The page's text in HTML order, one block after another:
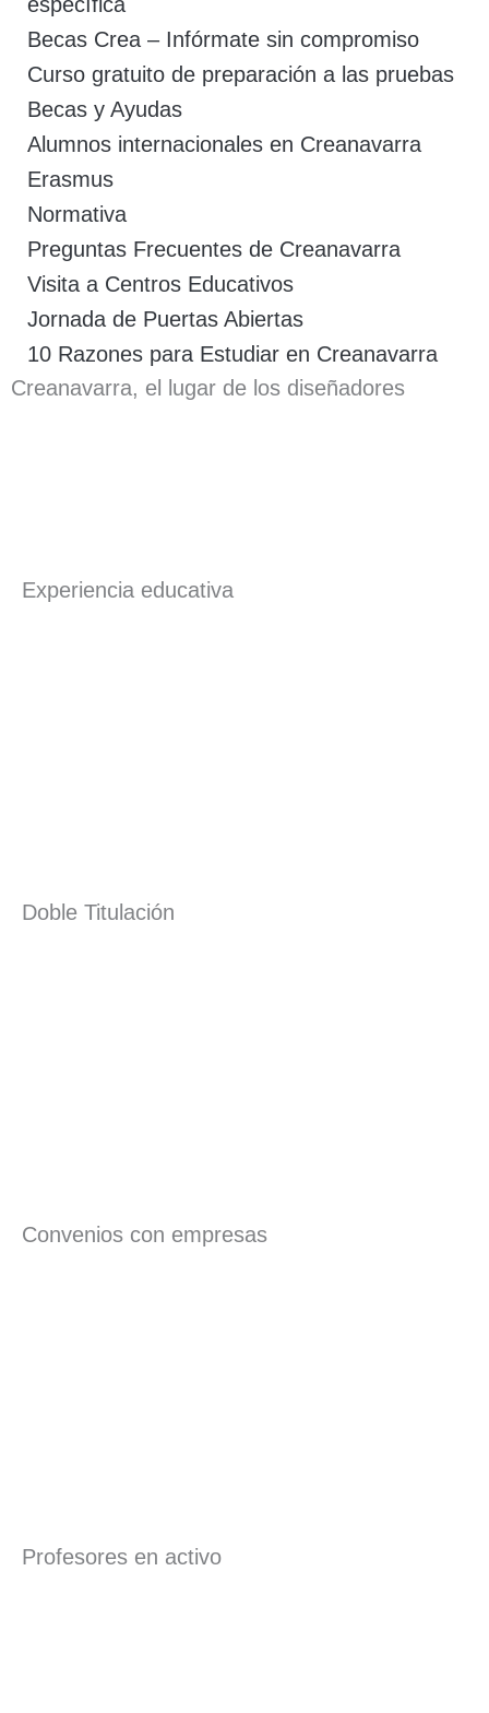
Becas Crea – Infórmate sin compromiso
Curso gratuito de preparación a las pruebas
Becas y Ayudas
Alumnos internacionales en Creanavarra
Erasmus
Normativa
Preguntas Frecuentes de Creanavarra
Visita a Centros Educativos
Jornada de Puertas Abiertas
10 Razones para Estudiar en Creanavarra
Creanavarra, el lugar de los diseñadores
Experiencia educativa
Doble Titulación
Convenios con empresas
Profesores en activo